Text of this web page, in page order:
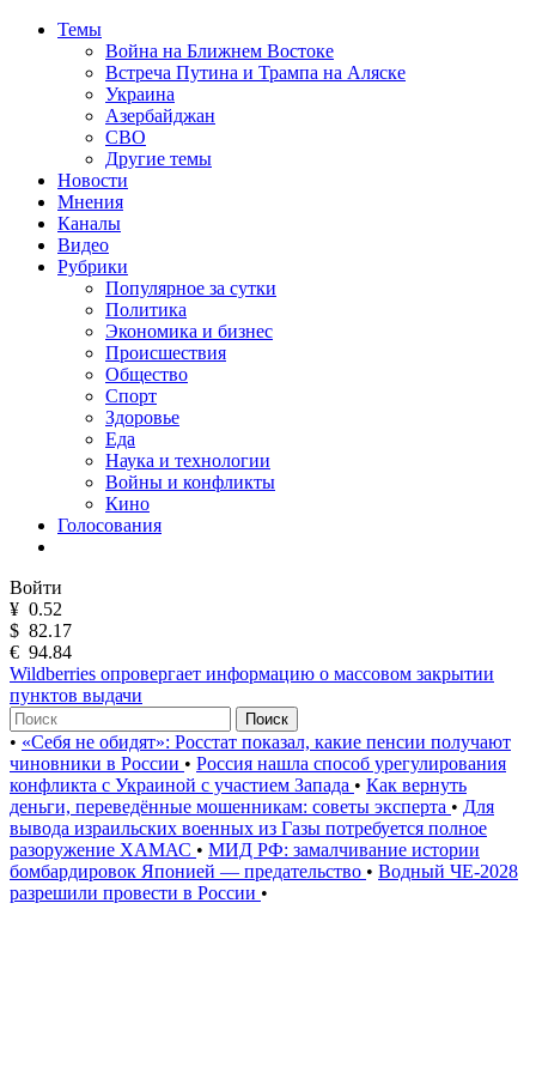
Темы
Война на Ближнем Востоке
Встреча Путина и Трампа на Аляске
Украина
Азербайджан
СВО
Другие темы
Новости
Мнения
Каналы
Видео
Рубрики
Популярное за сутки
Политика
Экономика и бизнес
Происшествия
Общество
Спорт
Здоровье
Еда
Наука и технологии
Войны и конфликты
Кино
Голосования
Войти
¥ 0.52
$ 82.17
€ 94.84
Wildberries опровергает информацию о массовом закрытии
пунктов выдачи
Поиск
• «Себя не обидят»: Росстат показал, какие пенсии получают
чиновники в России • Россия нашла способ урегулирования
конфликта с Украиной с участием Запада • Как вернуть
деньги, переведённые мошенникам: советы эксперта • Для
вывода израильских военных из Газы потребуется полное
разоружение ХАМАС • МИД РФ: замалчивание истории
бомбардировок Японией — предательство • Водный ЧЕ-2028
разрешили провести в России •